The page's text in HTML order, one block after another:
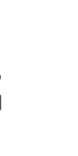
VIN__c